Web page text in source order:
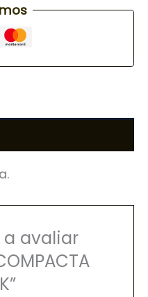
a avaliar